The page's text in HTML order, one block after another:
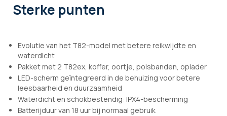
Sterke punten
Evolutie van het T82-model met betere reikwijdte en
waterdicht
Pakket met 2 T82ex, koffer, oortje, polsbanden, oplader
LED-scherm geïntegreerd in de behuizing voor betere
leesbaarheid en duurzaamheid
Waterdicht en schokbestendig: IPX4-bescherming
Batterijduur van 18 uur bij normaal gebruik